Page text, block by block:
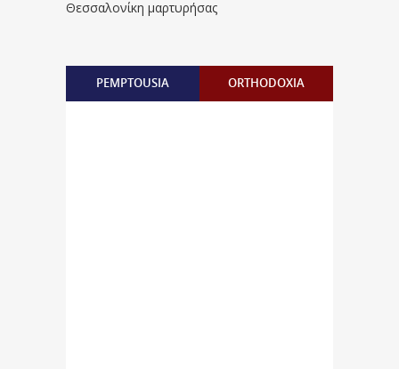
Θεσσαλονίκη μαρτυρήσας
PEMPTOUSIA ORTHODOXIA